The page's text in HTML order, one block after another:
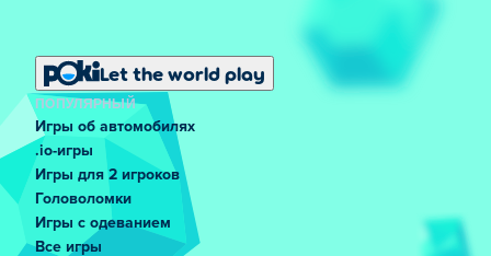
Let the world play
ПОПУЛЯРНЫЙ
Игры об автомобилях
.io-игры
Игры для 2 игроков
Головоломки
Игры с одеванием
Все игры